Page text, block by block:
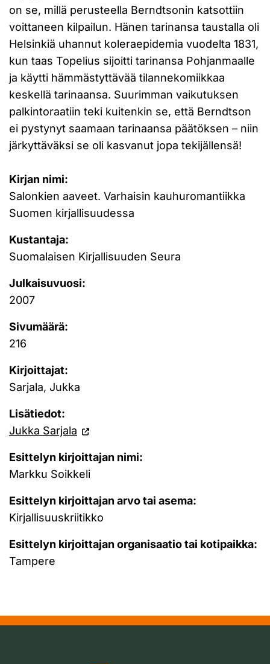
on se, millä perusteella Berndtsonin katsottiin
voittaneen kilpailun. Hänen tarinansa taustalla oli
Helsinkiä uhannut koleraepidemia vuodelta 1831,
kun taas Topelius sijoitti tarinansa Pohjanmaalle
ja käytti hämmästyttävää tilannekomiikkaa
keskellä tarinaansa. Suurimman vaikutuksen
palkintoraatiin teki kuitenkin se, että Berndtson
ei pystynyt saamaan tarinaansa päätöksen – niin
järkyttäväksi se oli kasvanut jopa tekijällensä!
Kirjan nimi:
Salonkien aaveet. Varhaisin kauhuromantiikka
Suomen kirjallisuudessa
Kustantaja:
Suomalaisen Kirjallisuuden Seura
Julkaisuvuosi:
2007
Sivumäärä:
216
Kirjoittajat:
Sarjala, Jukka
Lisätiedot:
Jukka Sarjala
Esittelyn kirjoittajan nimi:
Markku Soikkeli
Esittelyn kirjoittajan arvo tai asema:
Kirjallisuuskriitikko
Esittelyn kirjoittajan organisaatio tai kotipaikka:
Tampere